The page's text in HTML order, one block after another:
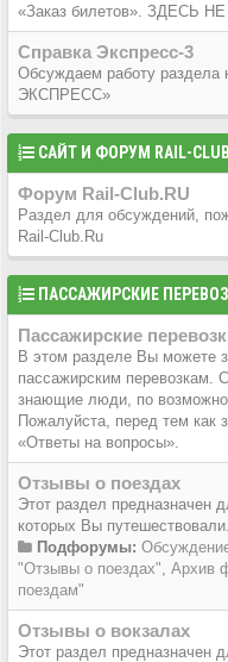
«Заказ билетов». ЗДЕСЬ
Справка Экспресс-3
Обсуждаем работу
ЭКСПРЕСС»
САЙТ И ФОРУМ RAIL-
Форум Rail-Club.RU
Раздел для обсуждений,
Rail-Club.Ru
ПАССАЖИРСКИЕ
Пассажирские
В этом разделе Вы можете
пассажирским перевозкам.
знающие люди, по
Пожалуйста, перед тем как
«Ответы на вопросы».
Отзывы о поездах
Этот раздел предназначен
которых Вы путешествовали.
Подфорумы:
"Отзывы о поездах" Архив
поездам"
Отзывы о вокзалах
Этот раздел предназначен